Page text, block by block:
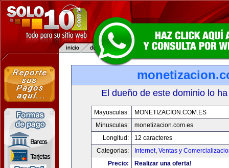
El dueño de este dominio lo
Mayusculas:
MONETIZACION.COM.ES
Minusculas:
monetizacion.com.es
Longitud:
12 caracteres
Categorias:
Internet, Ventas y
Precio:
Realizar una oferta!